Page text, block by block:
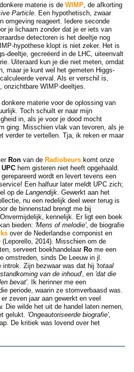
materie is deWIMP, de afkorting
Particle. Een hypothetisch, zwaar
omgeving reageert. Iedere seconde
je lichaam zonder dat je er iets van
detectoren is het deeltje nog
hypothese klopt is niet zeker. Het is
deeltje, gecreëerd in de LHC, uiteenvalt
Uiteraard kun je die niet meten, omdat
maar je kunt wel het gemeten Higgs-
verval. Als er verschil is,
onzichtbare WIMP-deeltjes.
materie voor de oplossing van
Toch schuilt er naar mijn
in, als je voor je dood mocht
ging. Misschien vlak van tevoren, als je
verder te vertellen. Tja, ik reken er maar
Ronvan de Radiobeurskomt onze
UPChem gisteren niet heeft opgehaald.
wordt en levert tevens een
Een halfuur later meldt UPC zich;
op de Langendijk. Gewerkt aan het
nu een redelijk deel weer terug is
de binnenstad brengt me bij
kennelijk. Er ligt een boek
bieden: 'Mens of melodie', de biografie
over de Nederlandse componist en
(Leporello, 2014). Misschien om de
serveert boekhandelaarRome een
omstreden, sinds De Leeuw in jl.
Zijn bezwaar was dat hij 'totaal
van de inhoud', en 'dat die
bevat'. Ik herinner me een
periode, waarin ze stomverbaasd was.
zeven jaar aan gewerkt en veel
Die wilde het uit de handel laten nemen,
gelukt. 'Ongeautoriseerde biografie',
De kritiek was lovend over het